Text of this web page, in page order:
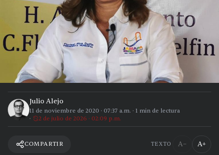
Julio Alejo
11 de noviembre de 2020 · 07:37 a.m. · 1 min de lectura
2 de julio de 2026 · 02:09 p.m.
COMPARTIR TEXTO A− A+